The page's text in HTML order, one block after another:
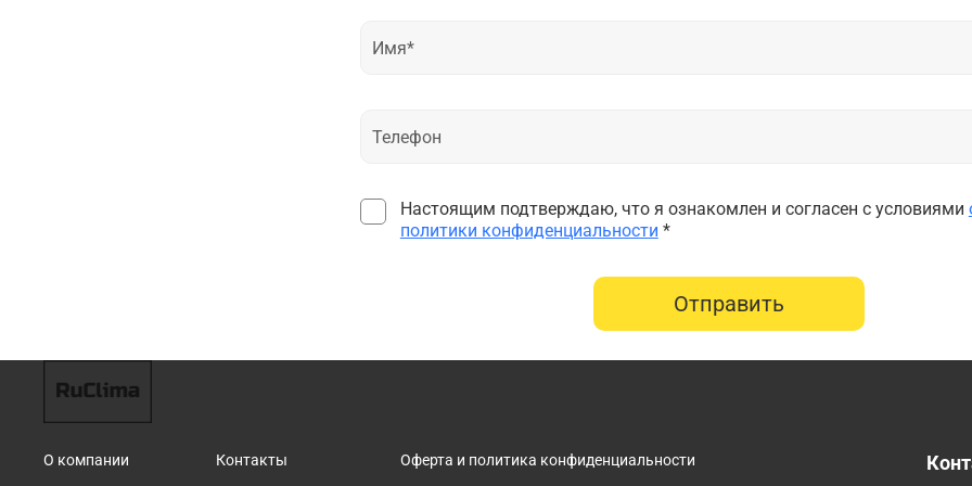
Настоящим подтверждаю, что я ознакомлен и согласен с условиями
политики конфиденциальности *
Отправить
О компании Контакты Оферта и политика конфиденциальности